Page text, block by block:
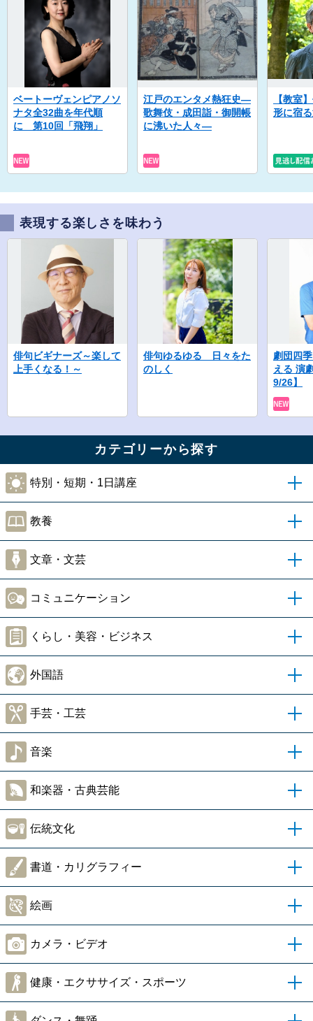
ベートーヴェンピアノソ
ナタ全32曲を年代順
に 第10回「飛翔」
江戸のエンタメ熱狂史―
歌舞伎・成田詣・御開帳
に沸いた人々―
【教室
形に宿
表現する楽しさを味わう
俳句ビギナーズ～楽して
上手くなる！～
俳句ゆるゆる 日々をた
のしく
劇団四
える 演
9/26】
カテゴリーから探す
特別・短期・1日講座
教養
文章・文芸
コミュニケーション
くらし・美容・ビジネス
外国語
手芸・工芸
音楽
和楽器・古典芸能
伝統文化
書道・カリグラフィー
絵画
カメラ・ビデオ
健康・エクササイズ・スポーツ